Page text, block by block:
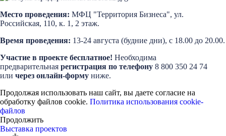
Место проведения: МФЦ "Территория Бизнеса", ул.
Российская, 110, к. 1, 2 этаж.
Время проведения: 13-24 августа (будние дни), с 18.00 до 20.00.
Участие в проекте бесплатное! Необходима
предварительная регистрация по телефону 8 800 350 24 74
или через онлайн-форму ниже.
Продолжая использовать наш сайт, вы даете согласие на
обработку файлов cookie. Политика использования cookie-
файлов
Продолжить
Выставка проектов